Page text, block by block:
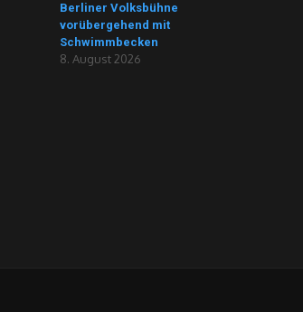
Berliner Volksbühne
vorübergehend mit
Schwimmbecken
8. August 2026